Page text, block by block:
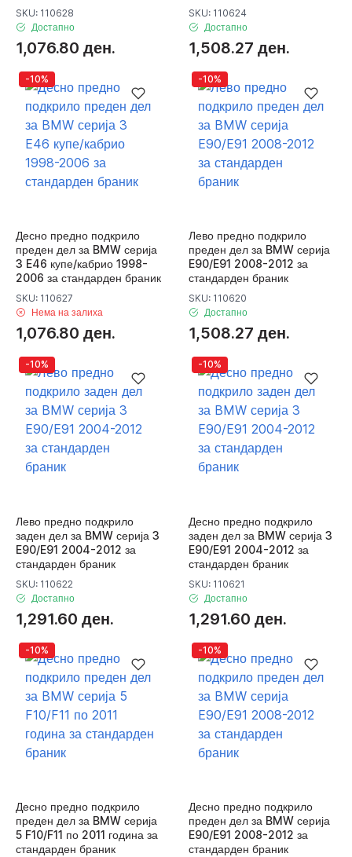
SKU: 110628
Достапно
1,076.80 ден.
SKU: 110624
Достапно
1,508.27 ден.
-10%
Десно предно подкрило
преден дел за BMW серија
3 E46 купе/кабрио 1998-
2006 за стандарден браник
SKU: 110627
Нема на залиха
1,076.80 ден.
-10%
Лево предно подкрило
преден дел за BMW серија
E90/E91 2008-2012 за
стандарден браник
SKU: 110620
Достапно
1,508.27 ден.
-10%
Лево предно подкрило
заден дел за BMW серија 3
E90/E91 2004-2012 за
стандарден браник
SKU: 110622
Достапно
1,291.60 ден.
-10%
Десно предно подкрило
заден дел за BMW серија 3
E90/E91 2004-2012 за
стандарден браник
SKU: 110621
Достапно
1,291.60 ден.
-10%
Десно предно подкрило
преден дел за BMW серија
5 F10/F11 по 2011 година за
стандарден браник
-10%
Десно предно подкрило
преден дел за BMW серија
E90/E91 2008-2012 за
стандарден браник